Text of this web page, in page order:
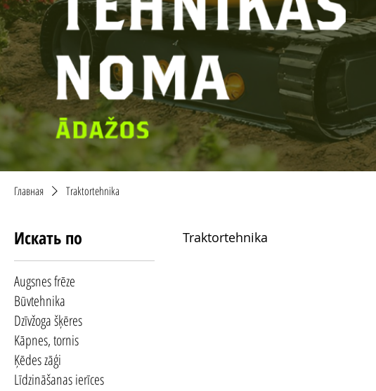
Главная Traktortehnika
Искать по
Augsnes frēze
Būvtehnika
Dzīvžoga šķēres
Kāpnes, tornis
Ķēdes zāģi
Līdzināšanas ierīces
Traktortehnika